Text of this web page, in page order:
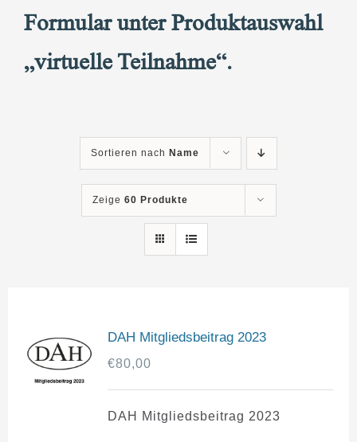
Formular unter Produktauswahl
„virtuelle Teilnahme“.
Sortieren nach Name
Zeige 60 Produkte
DAH Mitgliedsbeitrag 2023
€80,00
DAH Mitgliedsbeitrag 2023